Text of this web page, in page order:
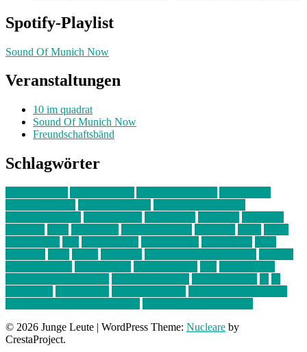
Spotify-Playlist
Sound Of Munich Now
Veranstaltungen
10 im quadrat
Sound Of Munich Now
Freundschaftsbänd
Schlagwörter
© 2026 Junge Leute | WordPress Theme: Nucleare by
CrestaProject.